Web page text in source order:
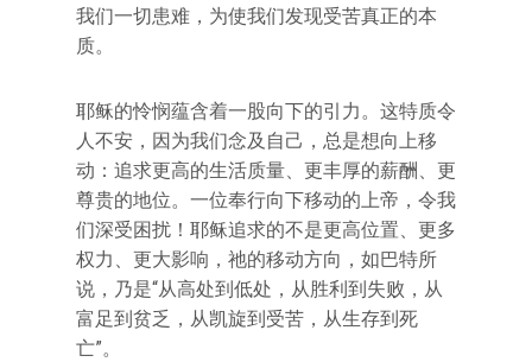
我们一切患难，为使我们发现受苦真正的本
质。
耶稣的怜悯蕴含着一股向下的引力。这特质令
人不安，因为我们念及自己，总是想向上移
动：追求更高的生活质量、更丰厚的薪酬、更
尊贵的地位。一位奉行向下移动的上帝，令我
们深受困扰！耶稣追求的不是更高位置、更多
权力、更大影响，祂的移动方向，如巴特所
说，乃是“从高处到低处，从胜利到失败，从
富足到贫乏，从凯旋到受苦，从生存到死
亡”。